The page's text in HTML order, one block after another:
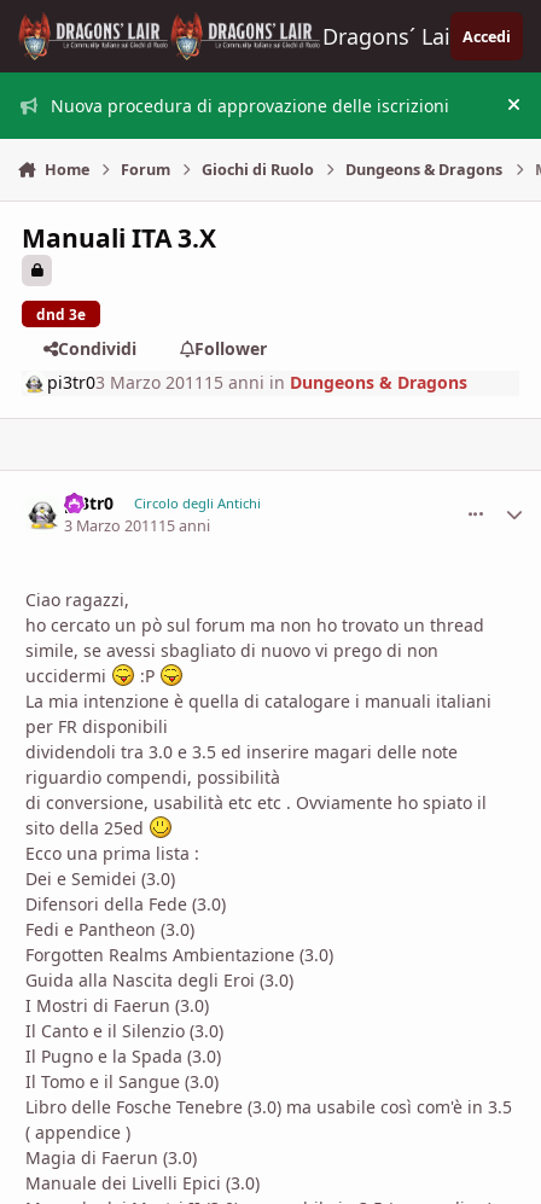
Vai al contenuto
Dragons´ Lair Accedi
Nuova procedura di approvazione delle iscrizioni
Home Forum Giochi di Ruolo Dungeons & Dragons
Manuali ITA 3.X
dnd 3e
Condividi
Follower
pi3tr03 Marzo 2011 15 anni in Dungeons & Dragons
pi3tr0 Circolo degli Antichi
3 Marzo 201115 anni
Ciao ragazzi,
ho cercato un pò sul forum ma non ho trovato un thread
simile, se avessi sbagliato di nuovo vi prego di non
uccidermi
:P
La mia intenzione è quella di catalogare i manuali italiani
per FR disponibili
dividendoli tra 3.0 e 3.5 ed inserire magari delle note
riguardio compendi, possibilità
di conversione, usabilità etc etc . Ovviamente ho spiato il
sito della 25ed
Ecco una prima lista :
Dei e Semidei (3.0)
Difensori della Fede (3.0)
Fedi e Pantheon (3.0)
Forgotten Realms Ambientazione (3.0)
Guida alla Nascita degli Eroi (3.0)
I Mostri di Faerun (3.0)
Il Canto e il Silenzio (3.0)
Il Pugno e la Spada (3.0)
Il Tomo e il Sangue (3.0)
Libro delle Fosche Tenebre (3.0) ma usabile così com'è in 3.5
( appendice )
Magia di Faerun (3.0)
Manuale dei Livelli Epici (3.0)